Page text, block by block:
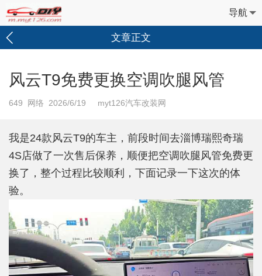
导航
文章正文
风云T9免费更换空调吹腿风管
649 网络 2026/6/19 myt126汽车改装网
我是24款风云T9的车主，前段时间去淄博瑞熙奇瑞
4S店做了一次售后保养，顺便把空调吹腿风管免费更
换了，整个过程比较顺利，下面记录一下这次的体
验。